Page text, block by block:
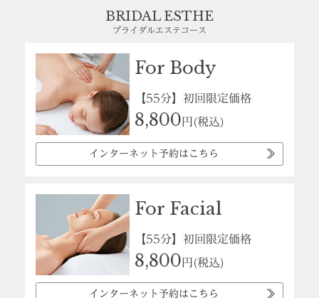
BRIDAL ESTHE
ブライダルエステコース
For Body
【55分】初回限定価格
8,800 円(税込)
インターネット予約はこちら
For Facial
【55分】初回限定価格
8,800 円(税込)
インターネット予約はこちら